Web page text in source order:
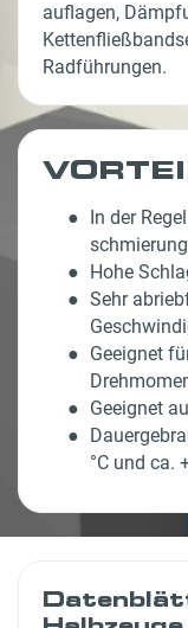
auflagen,
Radführungen.
In der
schmierung
Hohe
Sehr
Geeignet
Geeignet
°C und ca.